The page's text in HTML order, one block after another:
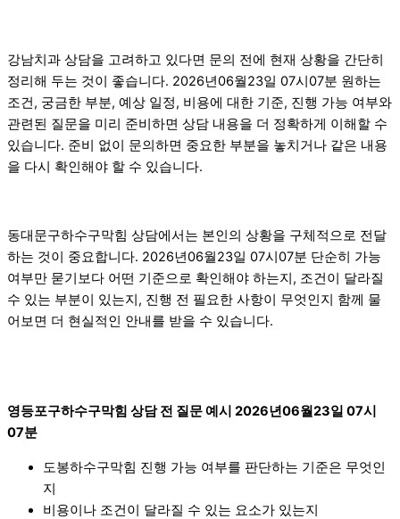
강남치과 상담을 고려하고 있다면 문의 전에 현재 상황을 간단히
정리해 두는 것이 좋습니다. 2026년06월23일 07시07분 원하는
조건, 궁금한 부분, 예상 일정, 비용에 대한 기준, 진행 가능 여부와
관련된 질문을 미리 준비하면 상담 내용을 더 정확하게 이해할 수
있습니다. 준비 없이 문의하면 중요한 부분을 놓치거나 같은 내용
을 다시 확인해야 할 수 있습니다.
동대문구하수구막힘 상담에서는 본인의 상황을 구체적으로 전달
하는 것이 중요합니다. 2026년06월23일 07시07분 단순히 가능
여부만 묻기보다 어떤 기준으로 확인해야 하는지, 조건이 달라질
수 있는 부분이 있는지, 진행 전 필요한 사항이 무엇인지 함께 물
어보면 더 현실적인 안내를 받을 수 있습니다.
영등포구하수구막힘 상담 전 질문 예시 2026년06월23일 07시
07분
도봉하수구막힘 진행 가능 여부를 판단하는 기준은 무엇인
지
비용이나 조건이 달라질 수 있는 요소가 있는지